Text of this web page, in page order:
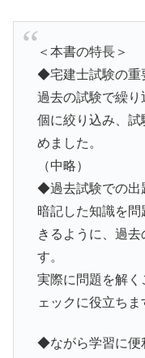
＜本書の特長＞
◆宅建士試験の重
過去の試験で繰
個に絞り込み、試
めました。
（中略）
◆過去試験での出
暗記した知識を
きるように、過
す。
実際に問題を解
ェックに役立ちま
◆ながら学習に便